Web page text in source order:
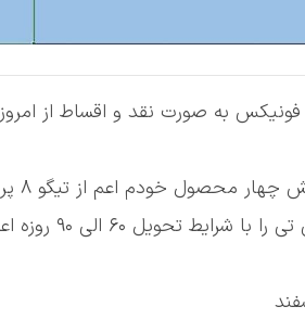
به صورت نقد و اقساط از امروز